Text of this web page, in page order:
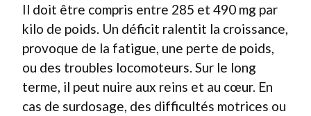
Il doit être compris entre 285 et 490 mg par
kilo de poids. Un déficit ralentit la croissance,
provoque de la fatigue, une perte de poids,
ou des troubles locomoteurs. Sur le long
terme, il peut nuire aux reins et au cœur. En
cas de surdosage, des difficultés motrices ou